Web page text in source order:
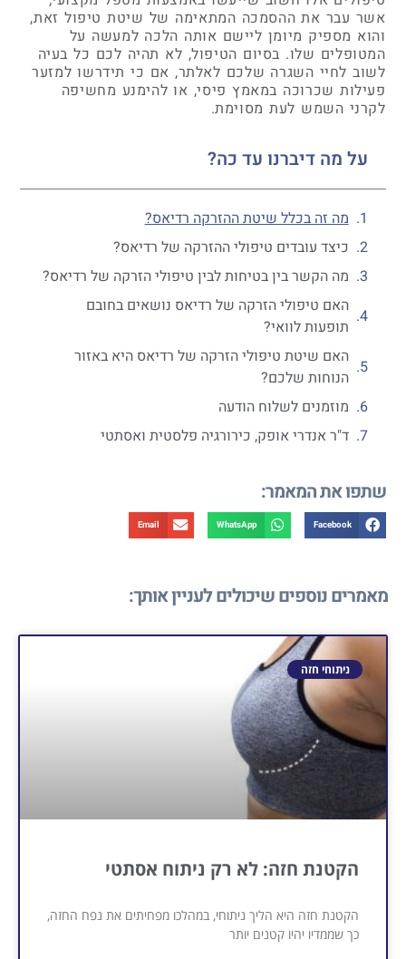
אשר עבר את ההסמכה המתאימה של שיטת טיפול זאת,
והוא מספיק מיומן ליישם אותה הלכה למעשה על
המטופלים שלו. בסיום הטיפול, לא תהיה לכם כל בעיה
לשוב לחיי השגרה שלכם לאלתר, אם כי תידרשו למזער
פעילות שכרוכה במאמץ פיסי, או להימנע מחשיפה
לקרני השמש לעת מסוימת.
על מה דיברנו עד כה?
מה זה בכלל שיטת ההזרקה רדיאס?
כיצד עובדים טיפולי ההזרקה של רדיאס?
מה הקשר בין בטיחות לבין טיפולי הזרקה של רדיאס?
האם טיפולי הזרקה של רדיאס נושאים בחובם
תופעות לוואי?
האם שיטת טיפולי הזרקה של רדיאס היא באזור
הנוחות שלכם?
מוזמנים לשלוח הודעה
ד"ר אנדרי אופק, כירורגיה פלסטית ואסתטי
שתפו את המאמר:
Facebook
WhatsApp
Email
מאמרים נוספים שיכולים לעניין אותך:
ניתוחי חזה
הקטנת חזה: לא רק ניתוח אסתטי
הקטנת חזה היא הליך ניתוחי, במהלכו מפחיתים את נפח החזה,
כך שממדיו יהיו קטנים יותר